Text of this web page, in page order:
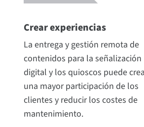
Crear experiencias
La entrega y gestión remota de
contenidos para la señalización
digital y los quioscos puede
una mayor participación de los
clientes y reducir los costes de
mantenimiento.